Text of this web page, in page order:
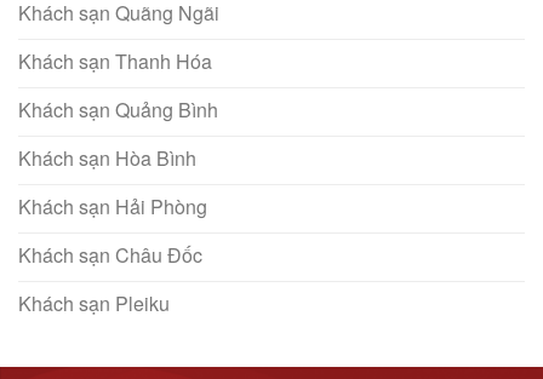
Khách sạn Quãng Ngãi
Khách sạn Thanh Hóa
Khách sạn Quảng Bình
Khách sạn Hòa Bình
Khách sạn Hải Phòng
Khách sạn Châu Đốc
Khách sạn Pleiku